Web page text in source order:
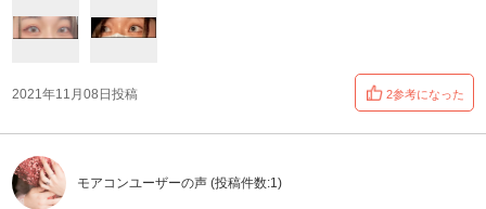
2021年11月08日投稿 2参考になった
モアコンユーザーの声 (投稿件数:1)